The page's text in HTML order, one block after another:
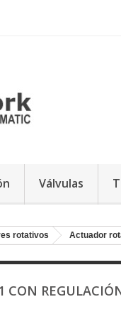
Válvulas
rotativos Actuador
CON